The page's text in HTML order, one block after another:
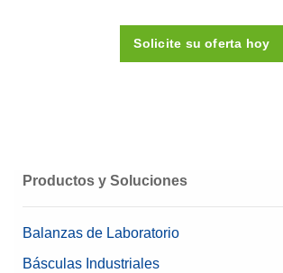
Categoria de accesorio Periféricos de
Solicite su oferta hoy
Productos y Soluciones
Balanzas de Laboratorio
Básculas Industriales